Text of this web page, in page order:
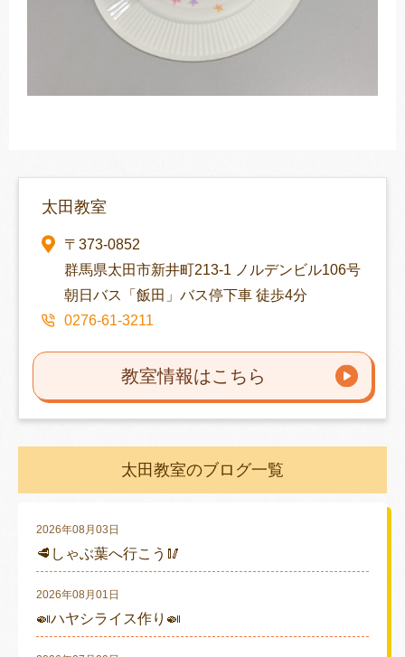
太田教室
〒373-0852
群馬県太田市新井町213-1 ノルデンビル106号
朝日バス「飯田」バス停下車 徒歩4分
0276-61-3211
教室情報はこちら
太田教室のブログ一覧
2026年08月03日
🥩しゃぶ葉へ行こう🥢
2026年08月01日
🍛ハヤシライス作り🍛